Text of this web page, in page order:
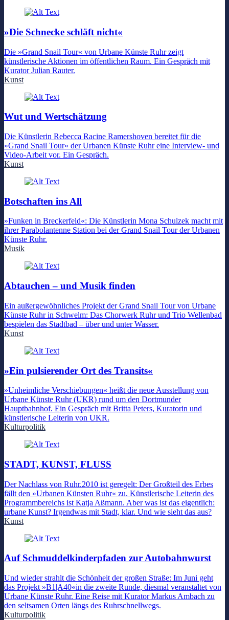
»Die Schnecke schläft nicht«
Die »Grand Snail Tour« von Urbane Künste Ruhr zeigt
künstlerische Aktionen im öffentlichen Raum. Ein Gespräch mit
Kurator Julian Rauter.
Kunst
Wut und Wertschätzung
Die Künstlerin Rebecca Racine Ramershoven bereitet für die
»Grand Snail Tour« der Urbanen Künste Ruhr eine Interview- und
Video-Arbeit vor. Ein Gespräch.
Kunst
Botschaften ins All
»Funken in Breckerfeld«: Die Künstlerin Mona Schulzek macht mit
ihrer Parabolantenne Station bei der Grand Snail Tour der Urbanen
Künste Ruhr.
Musik
Abtauchen – und Musik finden
Ein außergewöhnliches Projekt der Grand Snail Tour von Urbane
Künste Ruhr in Schwelm: Das Chorwerk Ruhr und Trio Wellenbad
bespielen das Stadtbad – über und unter Wasser.
Kunst
»Ein pulsierender Ort des Transits«
»Unheimliche Verschiebungen« heißt die neue Ausstellung von
Urbane Künste Ruhr (UKR) rund um den Dortmunder
Hauptbahnhof. Ein Gespräch mit Britta Peters, Kuratorin und
künstlerische Leiterin von UKR.
Kulturpolitik
STADT, KUNST, FLUSS
Der Nachlass von Ruhr.2010 ist geregelt: Der Großteil des Erbes
fällt den »Urbanen Künsten Ruhr« zu. Künstlerische Leiterin des
Programmbereichs ist Katja Aßmann. Aber was ist das eigentlich:
urbane Kunst? Irgendwas mit Stadt, klar. Und wie sieht das aus?
Kunst
Auf Schmuddelkinderpfaden zur Autobahnwurst
Und wieder strahlt die Schönheit der großen Straße: Im Juni geht
das Projekt »B1|A40«in die zweite Runde, diesmal veranstaltet von
Urbane Künste Ruhr. Eine Reise mit Kurator Markus Ambach zu
den seltsamen Orten längs des Ruhrschnellwegs.
Kulturpolitik